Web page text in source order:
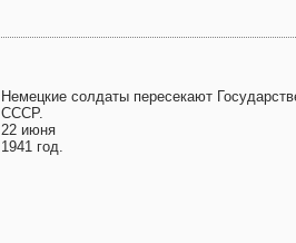
Немецкие солдаты пересекают
СССР.
22 июня
1941 год.